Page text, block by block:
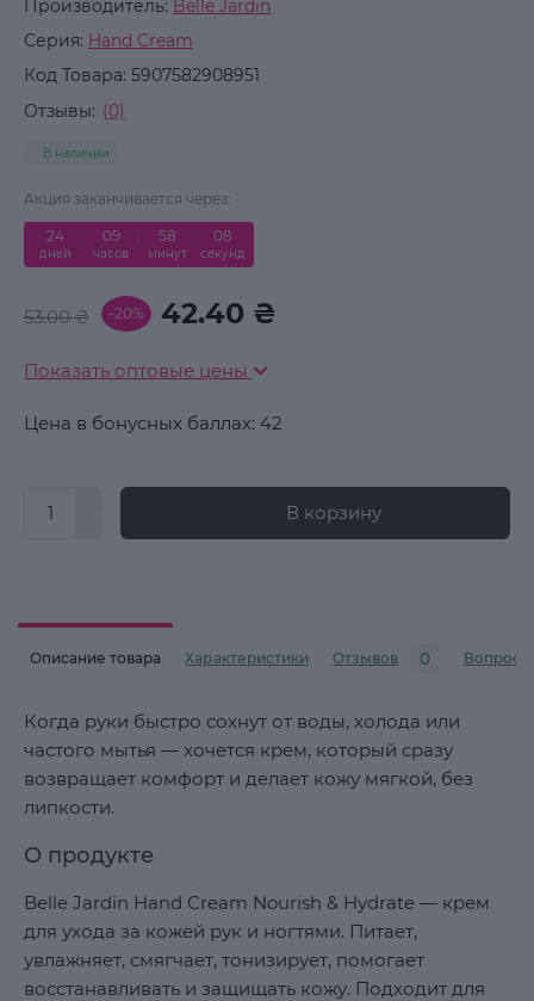
Производитель: Belle Jardin
Серия: Hand Cream
Код Товара: 5907582908951
Отзывы: (0)
В наличии
Акция заканчивается через:
24
дней
: 09
часов
: 58
минут
: 08
секунд
53.00 ₴ -20% 42.40 ₴
Показать оптовые цены
Цена в бонусных баллах: 42
В корзину
Описание товара Характеристики Отзывов 0 Вопросы
Когда руки быстро сохнут от воды, холода или
частого мытья — хочется крем, который сразу
возвращает комфорт и делает кожу мягкой, без
липкости.
О продукте
Belle Jardin Hand Cream Nourish & Hydrate — крем
для ухода за кожей рук и ногтями. Питает,
увлажняет, смягчает, тонизирует, помогает
восстанавливать и защищать кожу. Подходит для